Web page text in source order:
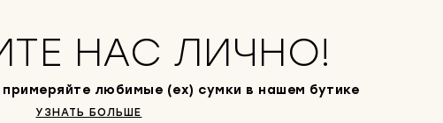
НАС ЛИЧНО!
любимые (ex) сумки в нашем бутике
УЗНАТЬ БОЛЬШЕ